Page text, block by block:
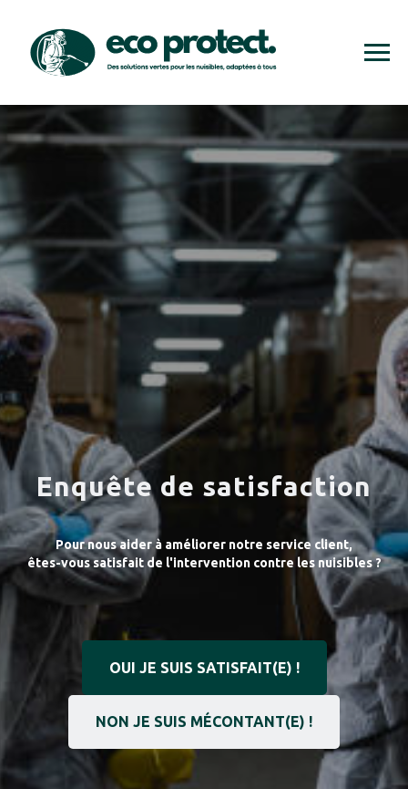
Enquête de satisfaction
Pour nous aider à améliorer notre service client,
êtes-vous satisfait de l'intervention contre les nuisibles ?
OUI JE SUIS SATISFAIT(E) !
NON JE SUIS MÉCONTANT(E) !